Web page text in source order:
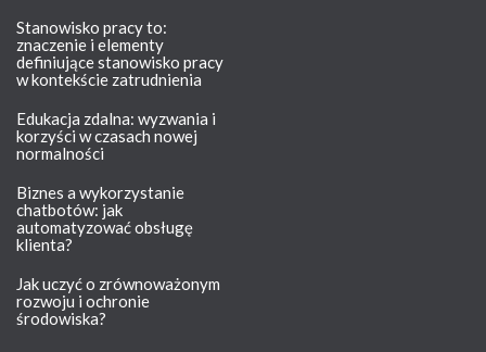
Stanowisko pracy to:
znaczenie i elementy
definiujące stanowisko pracy
w kontekście zatrudnienia
Edukacja zdalna: wyzwania i
korzyści w czasach nowej
normalności
Biznes a wykorzystanie
chatbotów: jak
automatyzować obsługę
klienta?
Jak uczyć o zrównoważonym
rozwoju i ochronie
środowiska?